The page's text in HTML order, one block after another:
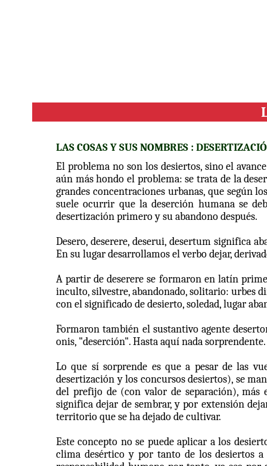
LAS COSAS Y SUS NOMBRES :
El problema no son los desiertos, sino el
aún más hondo el problema: se trata de la
grandes concentraciones urbanas, que según
suele ocurrir que la deserción humana se
desertización primero y su abandono después.
Desero, deserere, deserui, desertum significa
En su lugar desarrollamos el verbo dejar,
A partir de deserere se formaron en latín
inculto, silvestre, abandonado, solitario: urbes
con el significado de desierto, soledad, lugar
Formaron también el sustantivo agente
onis, "deserción". Hasta aquí nada sorprendente.
Lo que sí sorprende es que a pesar de las
desertización y los concursos desiertos), se
del prefijo de (con valor de separación), más
significa dejar de sembrar, y por extensión
territorio que se ha dejado de cultivar.
Este concepto no se puede aplicar a los
clima desértico y por tanto de los desiertos a